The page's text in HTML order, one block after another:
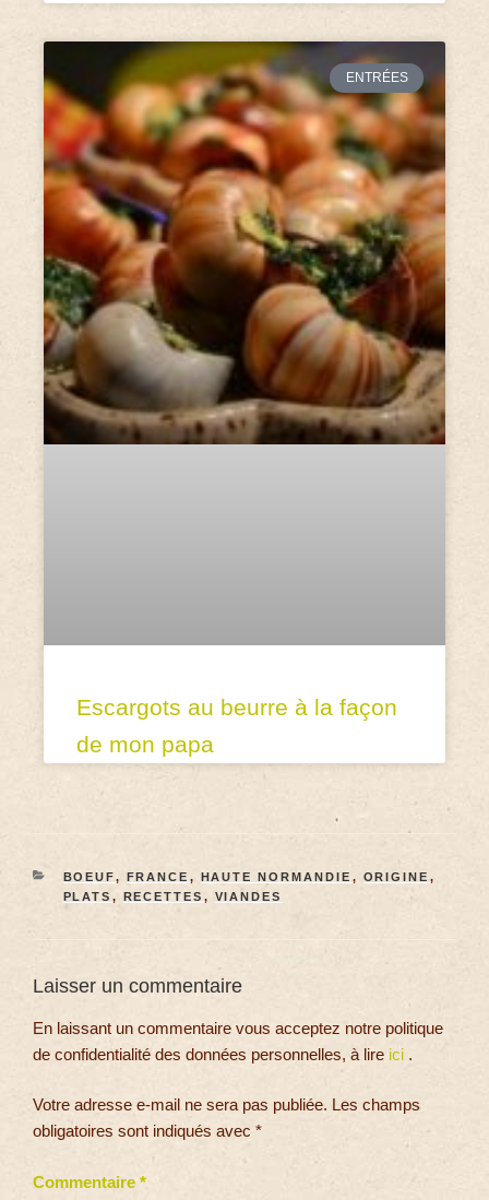
ENTRÉES
Escargots au beurre à la façon
de mon papa
BOEUF, FRANCE , HAUTE NORMANDIE , ORIGINE ,
PLATS , RECETTES , VIANDES
Laisser un commentaire
En laissant un commentaire vous acceptez notre politique
de confidentialité des données personnelles, à lire ici .
Votre adresse e-mail ne sera pas publiée. Les champs
obligatoires sont indiqués avec *
Commentaire *